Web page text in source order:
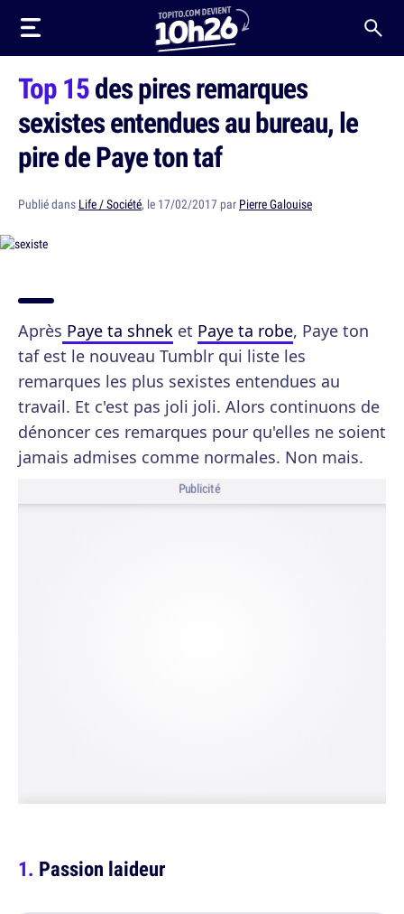
Top 15des pires remarques
sexistes entendues au bureau, le
pire de Paye ton taf
Publié dans Life / Société, le 17/02/2017 par Pierre Galouise
Après Paye ta shnek et Paye ta robe, Paye ton
taf est le nouveau Tumblr qui liste les
remarques les plus sexistes entendues au
travail. Et c'est pas joli joli. Alors continuons de
dénoncer ces remarques pour qu'elles ne soient
jamais admises comme normales. Non mais.
Publicité
Passion laideur